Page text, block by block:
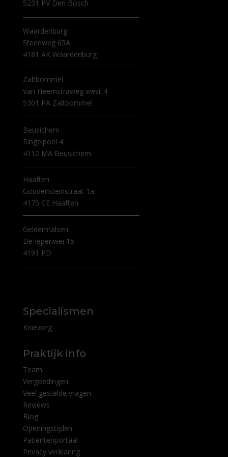
5231 PV Den Bosch
Waardenburg
Steenweg 65A
4181 AK Waardenburg
Zaltbommel
Van Heemstraweg west 4
5301 PA Zaltbommel
Beusichem
Ringelpoel 4
4112 MA Beusichem
Haaften
Goudensteinstraat 1a
4175 CE Haaften
Geldermalsen
De Iepenwei 15
4191 PD
Specialismen
Kniezorg
Praktijk info
Team
Vergoedingen
Veel gestelde vragen
Reviews
Blog
Openingstijden
Patientenportaal
Privacy verklaring